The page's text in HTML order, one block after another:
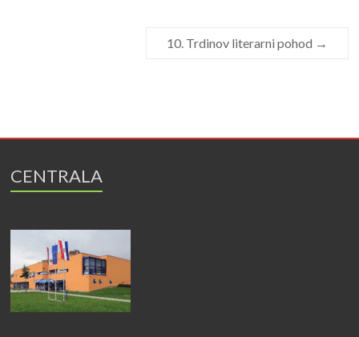
10. Trdinov literarni pohod →
CENTRALA